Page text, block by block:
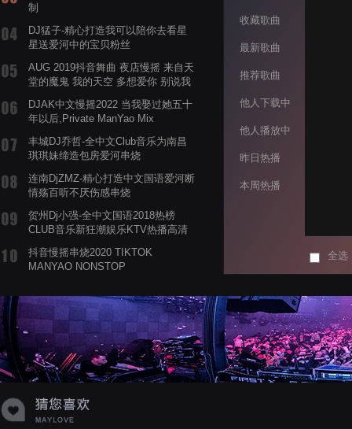
制
DJ猛子-精心打造我可以陪你去看星
星送爱河中的宝贝粉丝
AUG 2019抖音舞曲 夜店慢摇 来自天
堂的魔鬼 我的天空 多想爱你 别说我
DJAK中文慢摇2022 当我娶过她五十
年以后,Private ManYao Mix
丰城DJ乔哲-全中文Club音乐为南昌
琪琪妹缔造包房爱河串烧
连南DjZMZ-精心打造中文国语爱河断
情殇百听不厌伤感串烧
贺州Dj小强-全中文国语2018热榜
CLUB音乐新狂潮娱乐KTV热播高清
抖音慢摇串烧2020 TIKTOK
MANYAO NONSTOP
蝉爸爸妈妈爱存在夏天的风是想你的
声音啊
收藏歌曲
最新歌曲
推荐歌曲
他人下载中
他人播放中
昨日热播
本周热播
全选